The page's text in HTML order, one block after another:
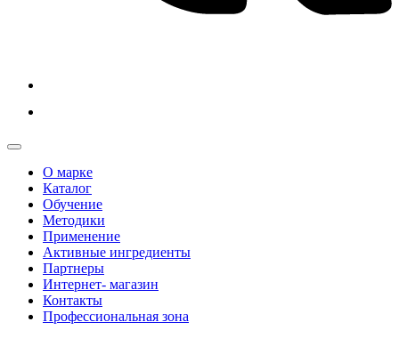
О марке
Каталог
Обучение
Методики
Применение
Активные ингредиенты
Партнеры
Интернет- магазин
Контакты
Профессиональная зона